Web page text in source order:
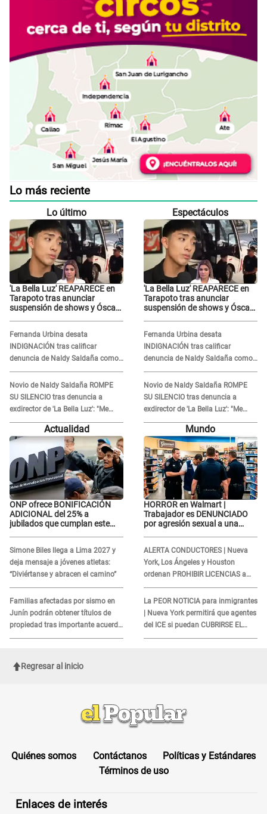
Lo más reciente
Lo último
'La Bella Luz' REAPARECE en
Tarapoto tras anunciar
suspensión de shows y Óscar
Fernanda Urbina desata
INDIGNACIÓN tras calificar
denuncia de Naldy Saldaña como
'acto bochornoso': "No es justo
atacar a otra mujer"
Novio de Naldy Saldaña ROMPE
SU SILENCIO tras denuncia a
exdirector de 'La Bella Luz': "Me
basta con que ella esté bien"
Espectáculos
'La Bella Luz' REAPARECE en
Tarapoto tras anunciar
suspensión de shows y Óscar
Fernanda Urbina desata
INDIGNACIÓN tras calificar
denuncia de Naldy Saldaña como
'acto bochornoso': "No es justo
atacar a otra mujer"
Novio de Naldy Saldaña ROMPE
SU SILENCIO tras denuncia a
exdirector de 'La Bella Luz': "Me
basta con que ella esté bien"
Actualidad
ONP ofrece BONIFICACIÓN
ADICIONAL del 25% a
jubilados que cumplan este
Simone Biles llega a Lima 2027 y
deja mensaje a jóvenes atletas:
“Diviértanse y abracen el camino”
Familias afectadas por sismo en
Junín podrán obtener títulos de
propiedad tras importante acuerdo
de Cofopri
Mundo
HORROR en Walmart |
Trabajador es DENUNCIADO
por agresión sexual a una
ALERTA CONDUCTORES | Nueva
York, Los Ángeles y Houston
ordenan PROHIBIR LICENCIAS a
quienes no presenten ESTE
DOCUMENTO
La PEOR NOTICIA para inmigrantes
| Nueva York permitirá que agentes
del ICE si puedan CUBRIRSE EL
ROSTRO
Regresar al inicio
Quiénes somos Contáctanos
Políticas y Estándares
Términos de uso
Enlaces de interés